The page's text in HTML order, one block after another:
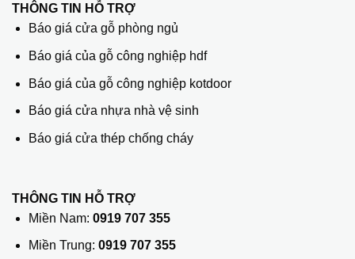
THÔNG TIN HỖ TRỢ
Báo giá cửa gỗ phòng ngủ
Báo giá của gỗ công nghiệp hdf
Báo giá của gỗ công nghiệp kotdoor
Báo giá cửa nhựa nhà vệ sinh
Báo giá cửa thép chống cháy
THÔNG TIN HỖ TRỢ
Miền Nam: 0919 707 355
Miền Trung: 0919 707 355